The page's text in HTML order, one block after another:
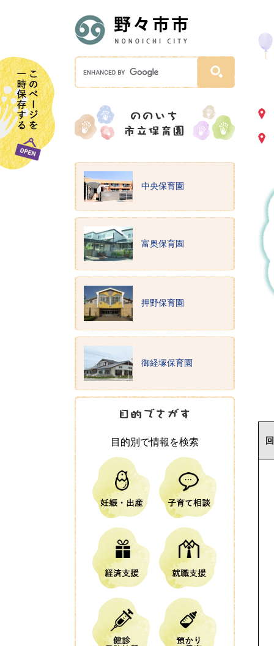
回
中央保育園
富奥保育園
押野保育園
御経塚保育園
目的別で情報を検索